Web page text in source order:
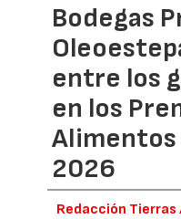
Bodegas
entre los
en los
Alimentos
2026
Redacción Tierras